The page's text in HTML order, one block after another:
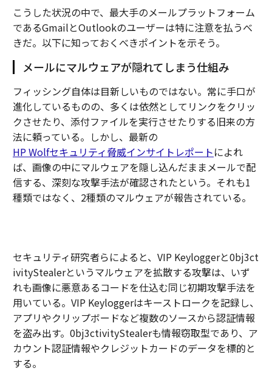
こうした状況の中で、最大手のメールプラットフォーム
であるGmailとOutlookのユーザーは特に注意を払うべ
きだ。以下に知っておくべきポイントを示そう。
メールにマルウェアが隠れてしまう仕組み
フィッシング自体は目新しいものではない。常に手口が
進化しているものの、多くは依然としてリンクをクリッ
クさせたり、添付ファイルを実行させたりする旧来の方
法に頼っている。しかし、最新の
HP Wolfセキュリティ脅威インサイトレポートによれ
ば、画像の中にマルウェアを隠し込んだままメールで配
信する、深刻な攻撃手法が確認されたという。それも1
種類ではなく、2種類のマルウェアが報告されている。
セキュリティ研究者らによると、VIP Keyloggerと0bj3ct
ivityStealerというマルウェアを拡散する攻撃は、いず
れも画像に悪意あるコードを仕込む同じ初期攻撃手法を
用いている。VIP Keyloggerはキーストロークを記録し、
アプリやクリップボードなど複数のソースから認証情報
を盗み出す。0bj3ctivityStealerも情報窃取型であり、ア
カウント認証情報やクレジットカードのデータを標的と
する。